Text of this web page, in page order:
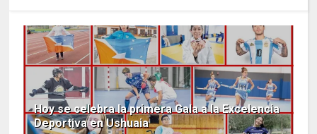
Hoy se celebra la primera Gala a la Excelencia
Deportiva en Ushuaia